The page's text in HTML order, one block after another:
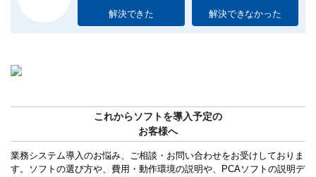
解決できた 解決できなかった
これからソフトを導入予定の
お客様へ
業務システム導入のお悩み、ご相談・お問い合わせをお受けしておりま
す。ソフトの選び方や、費用・動作環境の説明や、PCAソフトの説明デ